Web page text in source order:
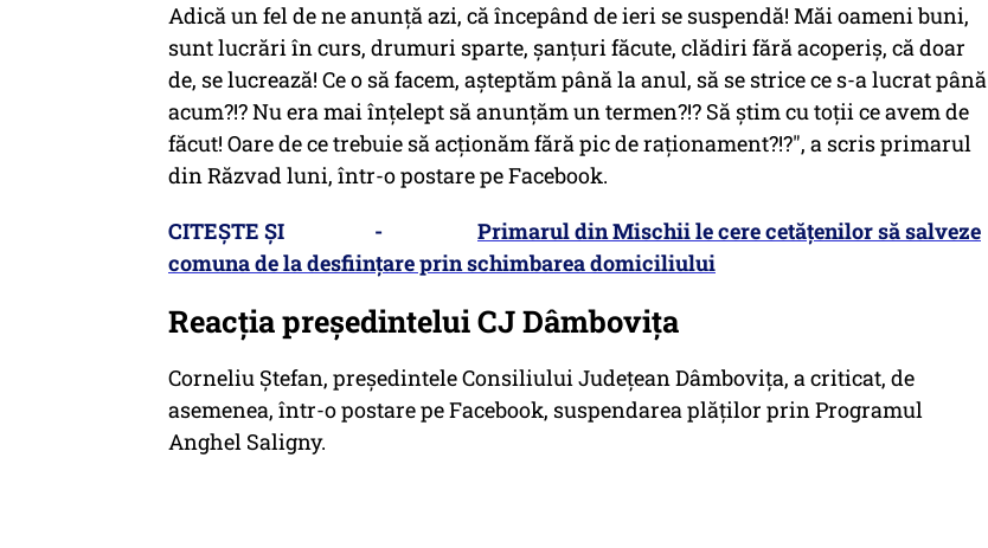
Adică un fel de ne anunţă azi, că începând de ieri se suspendă! Măi oameni buni,
sunt lucrări în curs, drumuri sparte, şanţuri făcute, clădiri fără acoperiş, că doar
de, se lucrează! Ce o să facem, aşteptăm până la anul, să se strice ce s-a lucrat până
acum?!? Nu era mai înţelept să anunţăm un termen?!? Să ştim cu toţii ce avem de
făcut! Oare de ce trebuie să acţionăm fără pic de raţionament?!?", a scris primarul
din Răzvad luni, într-o postare pe Facebook.
CITEȘTE ȘI - Primarul din Mischii le cere cetăţenilor să salveze
comuna de la desfiinţare prin schimbarea domiciliului
Reacția președintelui CJ Dâmbovița
Corneliu Ștefan, președintele Consiliului Județean Dâmbovița, a criticat, de
asemenea, într-o postare pe Facebook, suspendarea plăților prin Programul
Anghel Saligny.